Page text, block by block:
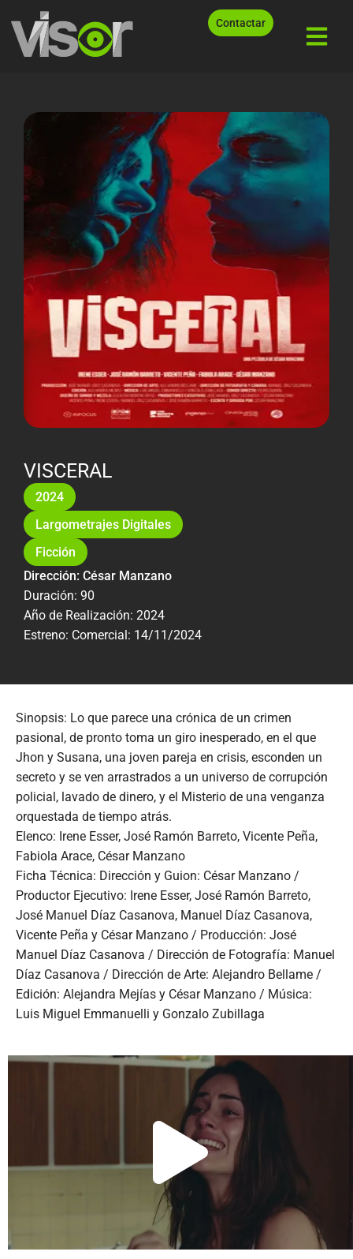
Contactar
VISCERAL
2024
Largometrajes Digitales
Ficción
Dirección: César Manzano
Duración: 90
Año de Realización: 2024
Estreno: Comercial: 14/11/2024
Sinopsis: Lo que parece una crónica de un crimen
pasional, de pronto toma un giro inesperado, en el que
Jhon y Susana, una joven pareja en crisis, esconden un
secreto y se ven arrastrados a un universo de corrupción
policial, lavado de dinero, y el Misterio de una venganza
orquestada de tiempo atrás.
Elenco: Irene Esser, José Ramón Barreto, Vicente Peña,
Fabiola Arace, César Manzano
Ficha Técnica: Dirección y Guion: César Manzano /
Productor Ejecutivo: Irene Esser, José Ramón Barreto,
José Manuel Díaz Casanova, Manuel Díaz Casanova,
Vicente Peña y César Manzano / Producción: José
Manuel Díaz Casanova / Dirección de Fotografía: Manuel
Díaz Casanova / Dirección de Arte: Alejandro Bellame /
Edición: Alejandra Mejías y César Manzano / Música:
Luis Miguel Emmanuelli y Gonzalo Zubillaga